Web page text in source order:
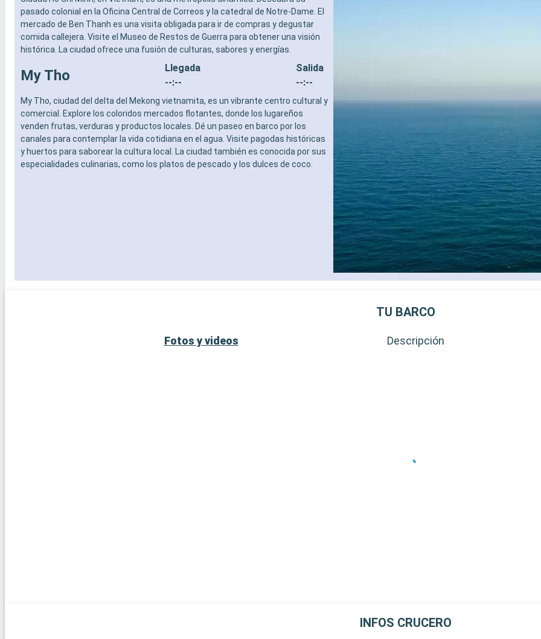
pasado colonial en la Oficina Central de Correos y la catedral de Notre-Dame. El
mercado de Ben Thanh es una visita obligada para ir de compras y degustar
comida callejera. Visite el Museo de Restos de Guerra para obtener una visión
histórica. La ciudad ofrece una fusión de culturas, sabores y energías.
My Tho
Llegada
--:--
Salida
--:--
My Tho, ciudad del delta del Mekong vietnamita, es un vibrante centro cultural y
comercial. Explore los coloridos mercados flotantes, donde los lugareños
venden frutas, verduras y productos locales. Dé un paseo en barco por los
canales para contemplar la vida cotidiana en el agua. Visite pagodas históricas
y huertos para saborear la cultura local. La ciudad también es conocida por sus
especialidades culinarias, como los platos de pescado y los dulces de coco.
TU BARCO
Fotos y videos Descripción
INFOS CRUCERO